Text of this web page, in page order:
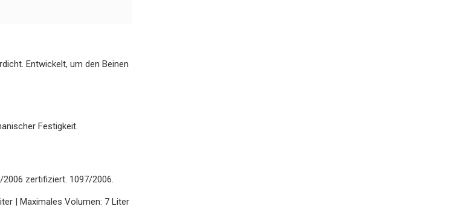
Entwickelt, um den Beinen
Festigkeit.
zertifiziert. 1097/2006.
| Maximales Volumen: 7 Liter